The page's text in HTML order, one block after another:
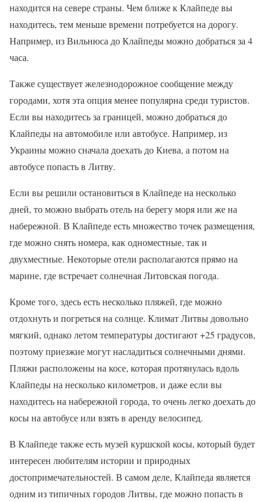
находится на севере страны. Чем ближе к Клайпеде вы
находитесь, тем меньше времени потребуется на дорогу.
Например, из Вильнюса до Клайпеды можно добраться за 4
часа.
Также существует железнодорожное сообщение между
городами, хотя эта опция менее популярна среди туристов.
Если вы находитесь за границей, можно добраться до
Клайпеды на автомобиле или автобусе. Например, из
Украины можно сначала доехать до Киева, а потом на
автобусе попасть в Литву.
Если вы решили остановиться в Клайпеде на несколько
дней, то можно выбрать отель на берегу моря или же на
набережной. В Клайпеде есть множество точек размещения,
где можно снять номера, как одноместные, так и
двухместные. Некоторые отели располагаются прямо на
марине, где встречает солнечная Литовская погода.
Кроме того, здесь есть несколько пляжей, где можно
отдохнуть и погреться на солнце. Климат Литвы довольно
мягкий, однако летом температуры достигают +25 градусов,
поэтому приезжие могут насладиться солнечными днями.
Пляжи расположены на косе, которая протянулась вдоль
Клайпеды на несколько километров, и даже если вы
находитесь на набережной города, то очень легко доехать до
косы на автобусе или взять в аренду велосипед.
В Клайпеде также есть музей куршской косы, который будет
интересен любителям истории и природных
достопримечательностей. В самом деле, Клайпеда является
одним из типичных городов Литвы, где можно попасть в